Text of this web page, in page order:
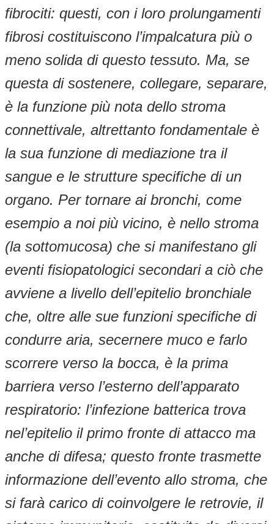
fibrociti: questi, con i loro prolungamenti
fibrosi costituiscono l’impalcatura più o
meno solida di questo tessuto. Ma, se
questa di sostenere, collegare, separare,
è la funzione più nota dello stroma
connettivale, altrettanto fondamentale è
la sua funzione di mediazione tra il
sangue e le strutture specifiche di un
organo. Per tornare ai bronchi, come
esempio a noi più vicino, è nello stroma
(la sottomucosa) che si manifestano gli
eventi fisiopatologici secondari a ciò che
avviene a livello dell’epitelio bronchiale
che, oltre alle sue funzioni specifiche di
condurre aria, secernere muco e farlo
scorrere verso la bocca, è la prima
barriera verso l’esterno dell’apparato
respiratorio: l’infezione batterica trova
nel’epitelio il primo fronte di attacco ma
anche di difesa; questo fronte trasmette
informazione dell’evento allo stroma, che
si farà carico di coinvolgere le retrovie, il